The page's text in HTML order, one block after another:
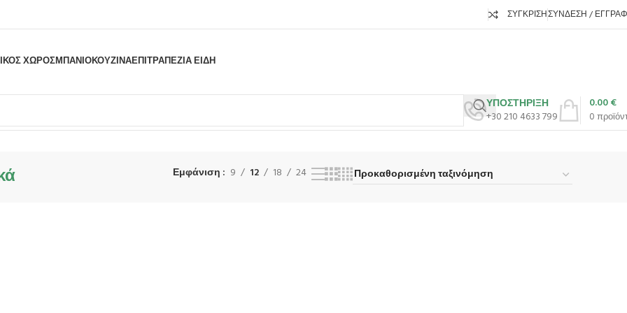
ΣΎΓΚΡΙΣΗΣΎΝΔΕΣΗ /
ΧΩΡΟΣΜΠΆΝΙΟΚΟΥΖΊΝΑΕΠΙΤΡΑΠΈΖΙΑ ΕΊΔΗ
ΥΠΟΣΤΗΡΙΞΗ
+30 210 4633 799
0
0.00€
Ψήσιμο-Μαγείρεμα Πλατώ Επιτραπέζια ΗλεκτρικάΒλέπετε 1–12 από 37 αποτελέσματα
Εμφάνιση 9 12 18 24